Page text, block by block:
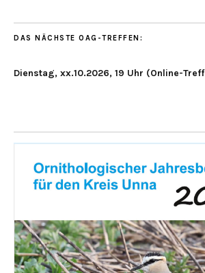
DAS NÄCHSTE OAG-TREFFEN:
Dienstag, xx.10.2026, 19 Uhr (Online-